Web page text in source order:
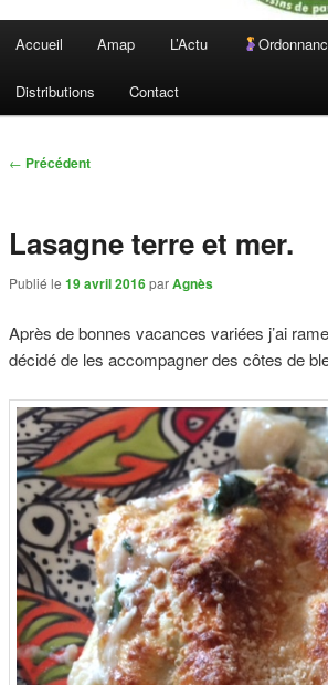
Accueil Amap L’Actu
Distributions Contact
Navigation
← Précédent
Lasagne terre et mer.
Publié le19 avril 2016 parAgnès
Après de bonnes vacances variées j’ai
décidé de les accompagner des côtes de